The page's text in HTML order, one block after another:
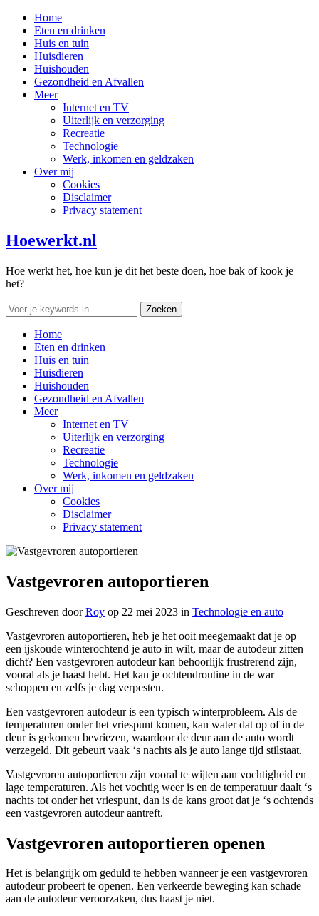
Home
Eten en drinken
Huis en tuin
Huisdieren
Huishouden
Gezondheid en Afvallen
Meer
Internet en TV
Uiterlijk en verzorging
Recreatie
Technologie
Werk, inkomen en geldzaken
Over mij
Cookies
Disclaimer
Privacy statement
Hoewerkt.nl
Hoe werkt het, hoe kun je dit het beste doen, hoe bak of kook je
het?
Home
Eten en drinken
Huis en tuin
Huisdieren
Huishouden
Gezondheid en Afvallen
Meer
Internet en TV
Uiterlijk en verzorging
Recreatie
Technologie
Werk, inkomen en geldzaken
Over mij
Cookies
Disclaimer
Privacy statement
Vastgevroren autoportieren
Geschreven doorRoy op 22 mei 2023 in Technologie en auto
Vastgevroren autoportieren, heb je het ooit meegemaakt dat je op
een ijskoude winterochtend je auto in wilt, maar de autodeur zitten
dicht? Een vastgevroren autodeur kan behoorlijk frustrerend zijn,
vooral als je haast hebt. Het kan je ochtendroutine in de war
schoppen en zelfs je dag verpesten.
Een vastgevroren autodeur is een typisch winterprobleem. Als de
temperaturen onder het vriespunt komen, kan water dat op of in de
deur is gekomen bevriezen, waardoor de deur aan de auto wordt
verzegeld. Dit gebeurt vaak ‘s nachts als je auto lange tijd stilstaat.
Vastgevroren autoportieren zijn vooral te wijten aan vochtigheid en
lage temperaturen. Als het vochtig weer is en de temperatuur daalt ‘s
nachts tot onder het vriespunt, dan is de kans groot dat je ‘s ochtends
een vastgevroren autodeur aantreft.
Vastgevroren autoportieren openen
Het is belangrijk om geduld te hebben wanneer je een vastgevroren
autodeur probeert te openen. Een verkeerde beweging kan schade
aan de autodeur veroorzaken, dus haast je niet.